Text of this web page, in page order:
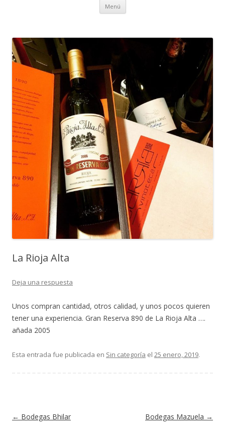
Menú Ir al contenido
La Rioja Alta
Deja una respuesta
Unos compran cantidad, otros calidad, y unos pocos quieren
tener una experiencia. Gran Reserva 890 de La Rioja Alta ….
añada 2005
Esta entrada fue publicada en Sin categoría el 25 enero, 2019.
Navegación de entradas
← Bodegas Bhilar Bodegas Mazuela →